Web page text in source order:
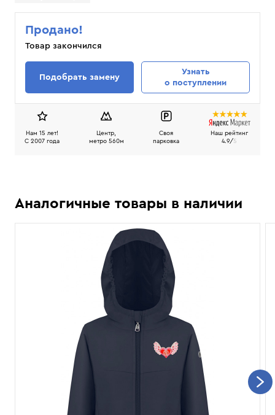
Продано!
Товар закончился
Подобрать замену
Узнать
о поступлении
Нам 15 лет!
C 2007 года
Центр,
метро 560м
Своя
парковка
Наш рейтинг
4.9/5
Аналогичные товары в наличии